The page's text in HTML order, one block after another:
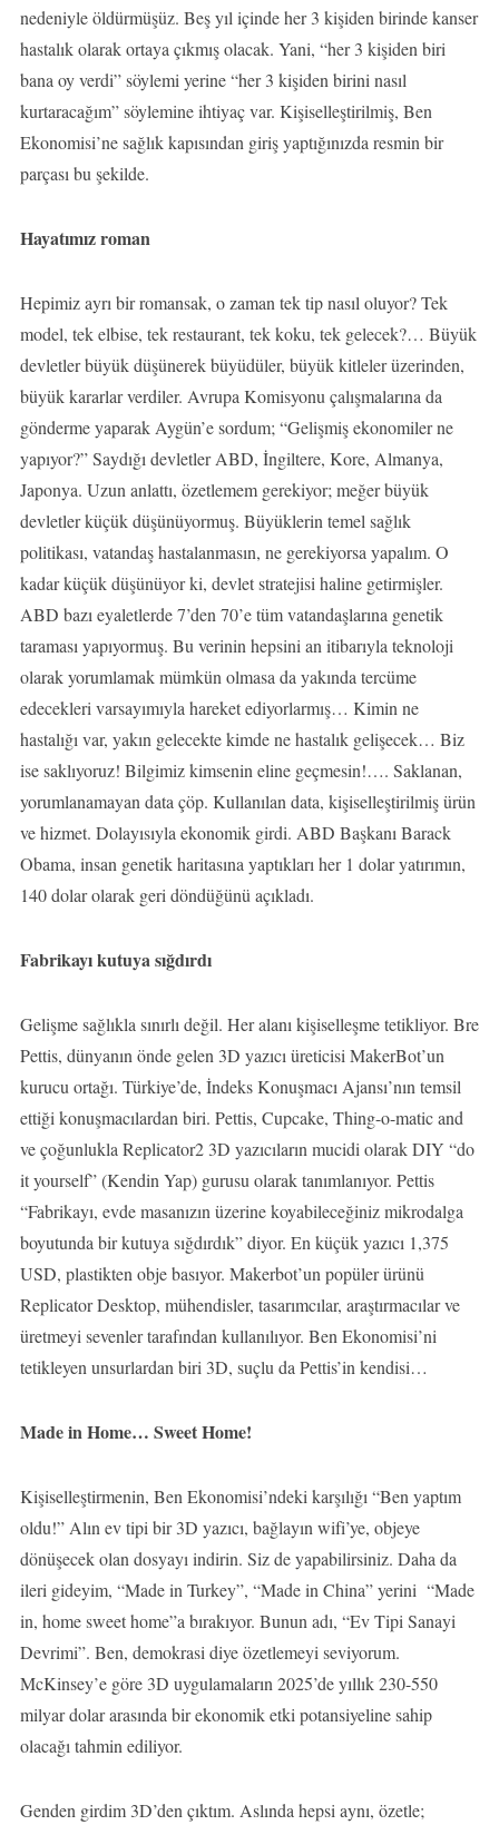
nedeniyle öldürmüşüz. Beş yıl içinde her 3 kişiden birinde kanser
hastalık olarak ortaya çıkmış olacak. Yani, “her 3 kişiden biri
bana oy verdi” söylemi yerine “her 3 kişiden birini nasıl
kurtaracağım” söylemine ihtiyaç var. Kişiselleştirilmiş, Ben
Ekonomisi’ne sağlık kapısından giriş yaptığınızda resmin bir
parçası bu şekilde.
Hayatımız roman
Hepimiz ayrı bir romansak, o zaman tek tip nasıl oluyor? Tek
model, tek elbise, tek restaurant, tek koku, tek gelecek?… Büyük
devletler büyük düşünerek büyüdüler, büyük kitleler üzerinden,
büyük kararlar verdiler. Avrupa Komisyonu çalışmalarına da
gönderme yaparak Aygün’e sordum; “Gelişmiş ekonomiler ne
yapıyor?” Saydığı devletler ABD, İngiltere, Kore, Almanya,
Japonya. Uzun anlattı, özetlemem gerekiyor; meğer büyük
devletler küçük düşünüyormuş. Büyüklerin temel sağlık
politikası, vatandaş hastalanmasın, ne gerekiyorsa yapalım. O
kadar küçük düşünüyor ki, devlet stratejisi haline getirmişler.
ABD bazı eyaletlerde 7’den 70’e tüm vatandaşlarına genetik
taraması yapıyormuş. Bu verinin hepsini an itibarıyla teknoloji
olarak yorumlamak mümkün olmasa da yakında tercüme
edecekleri varsayımıyla hareket ediyorlarmış… Kimin ne
hastalığı var, yakın gelecekte kimde ne hastalık gelişecek… Biz
ise saklıyoruz! Bilgimiz kimsenin eline geçmesin!…. Saklanan,
yorumlanamayan data çöp. Kullanılan data, kişiselleştirilmiş ürün
ve hizmet. Dolayısıyla ekonomik girdi. ABD Başkanı Barack
Obama, insan genetik haritasına yaptıkları her 1 dolar yatırımın,
140 dolar olarak geri döndüğünü açıkladı.
Fabrikayı kutuya sığdırdı
Gelişme sağlıkla sınırlı değil. Her alanı kişiselleşme tetikliyor. Bre
Pettis, dünyanın önde gelen 3D yazıcı üreticisi MakerBot’un
kurucu ortağı. Türkiye’de, İndeks Konuşmacı Ajansı’nın temsil
ettiği konuşmacılardan biri. Pettis, Cupcake, Thing-o-matic and
ve çoğunlukla Replicator2 3D yazıcıların mucidi olarak DIY “do
it yourself” (Kendin Yap) gurusu olarak tanımlanıyor. Pettis
“Fabrikayı, evde masanızın üzerine koyabileceğiniz mikrodalga
boyutunda bir kutuya sığdırdık” diyor. En küçük yazıcı 1,375
USD, plastikten obje basıyor. Makerbot’un popüler ürünü
Replicator Desktop, mühendisler, tasarımcılar, araştırmacılar ve
üretmeyi sevenler tarafından kullanılıyor. Ben Ekonomisi’ni
tetikleyen unsurlardan biri 3D, suçlu da Pettis’in kendisi…
Made in Home… Sweet Home!
Kişiselleştirmenin, Ben Ekonomisi’ndeki karşılığı “Ben yaptım
oldu!” Alın ev tipi bir 3D yazıcı, bağlayın wifi’ye, objeye
dönüşecek olan dosyayı indirin. Siz de yapabilirsiniz. Daha da
ileri gideyim, “Made in Turkey”, “Made in China” yerini “Made
in, home sweet home”a bırakıyor. Bunun adı, “Ev Tipi Sanayi
Devrimi”. Ben, demokrasi diye özetlemeyi seviyorum.
McKinsey’e göre 3D uygulamaların 2025’de yıllık 230-550
milyar dolar arasında bir ekonomik etki potansiyeline sahip
olacağı tahmin ediliyor.
Genden girdim 3D’den çıktım. Aslında hepsi aynı, özetle;